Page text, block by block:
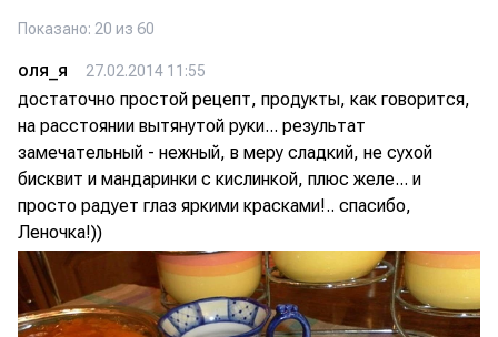
Показано: 20 из 60
оля_я 27.02.2014 11:55
достаточно простой рецепт, продукты, как говорится,
на расстоянии вытянутой руки... результат
замечательный - нежный, в меру сладкий, не сухой
бисквит и мандаринки с кислинкой, плюс желе... и
просто радует глаз яркими красками!.. спасибо,
Леночка!))